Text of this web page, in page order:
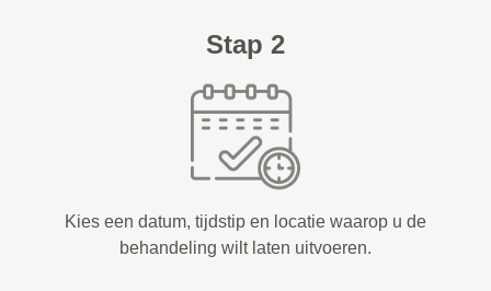
Stap 2
Kies een datum, tijdstip en locatie waarop u de
behandeling wilt laten uitvoeren.